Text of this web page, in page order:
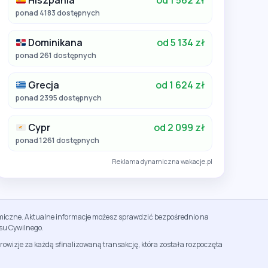
ponad 4183 dostępnych
Dominikana od 5 134 zł
ponad 261 dostępnych
Grecja od 1 624 zł
ponad 2395 dostępnych
Cypr od 2 099 zł
ponad 1261 dostępnych
Reklama dynamiczna wakacje.pl
Aktualne informacje możesz sprawdzić bezpośrednio na
Cywilnego.
za każdą sfinalizowaną transakcję, która została rozpoczęta